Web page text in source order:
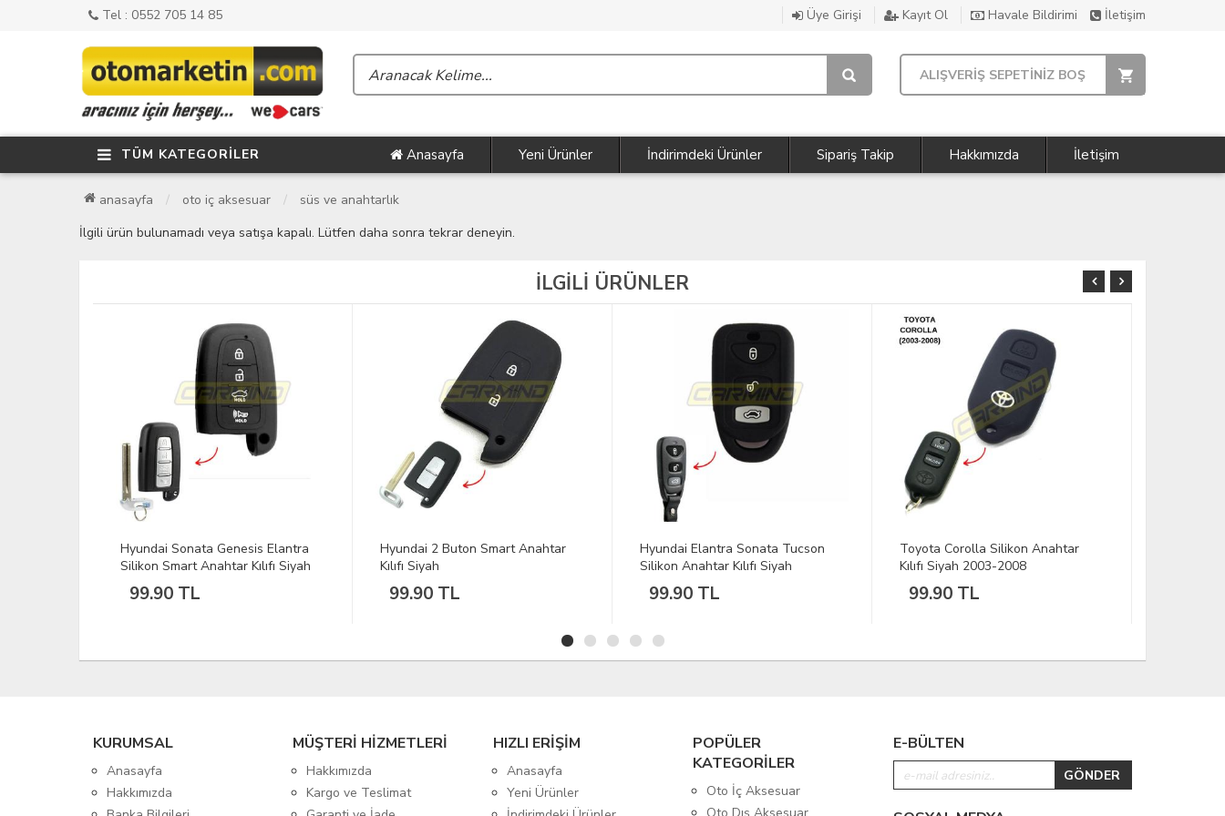
Tel : 0552 705 14 85 Üye Girişi Kayıt Ol Havale Bildirimi İletişim
ALIŞVERİŞ SEPETİNİZ BOŞ
TÜM KATEGORİLER Anasayfa Yeni Ürünler İndirimdeki Ürünler Sipariş Takip Hakkımızda İletişim
anasayfa oto i̇ç aksesuar
süs ve anahtarlık
İlgili ürün bulunamadı veya satışa kapalı. Lütfen daha sonra tekrar deneyin.
İLGİLİ ÜRÜNLER
Hyundai Sonata Genesis Elantra
Silikon Smart Anahtar Kılıfı Siyah
99.90 TL
Hyundai 2 Buton Smart Anahtar
Kılıfı Siyah
99.90 TL
Hyundai Elantra Sonata Tucson
Silikon Anahtar Kılıfı Siyah
99.90 TL
Toyota Corolla Silikon Anahtar
Kılıfı Siyah 2003-2008
99.90 TL
KURUMSAL
Anasayfa
Hakkımızda
MÜŞTERİ HİZMETLERİ
Hakkımızda
Kargo ve Teslimat
HIZLI ERİŞİM
Anasayfa
Yeni Ürünler
POPÜLER
KATEGORİLER
Oto İç Aksesuar
E-BÜLTEN